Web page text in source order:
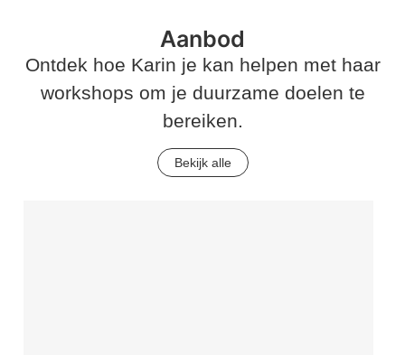
Aanbod
Ontdek hoe Karin je kan helpen met haar
workshops om je duurzame doelen te
bereiken.
Bekijk alle